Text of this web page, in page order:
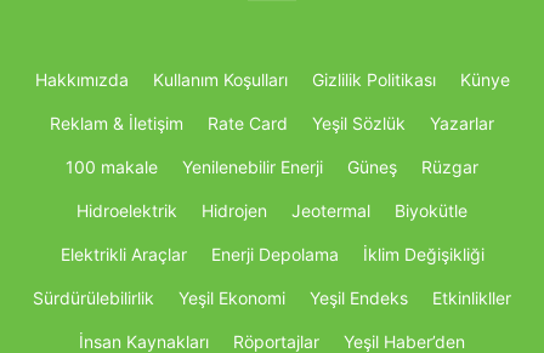
Hakkımızda Kullanım Koşulları Gizlilik Politikası Künye
Reklam & İletişim Rate Card Yeşil Sözlük Yazarlar
100 makale Yenilenebilir Enerji Güneş Rüzgar
Hidroelektrik Hidrojen Jeotermal Biyokütle
Elektrikli Araçlar Enerji Depolama İklim Değişikliği
Sürdürülebilirlik Yeşil Ekonomi Yeşil Endeks Etkinlikller
İnsan Kaynakları Röportajlar Yeşil Haber’den